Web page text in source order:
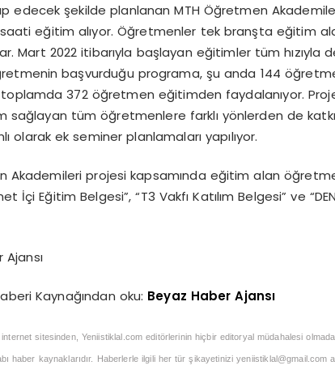
edecek şekilde planlanan MTH Öğretmen
eğitim alıyor. Öğretmenler tek branşta eğitim
Mart 2022 itibarıyla başlayan eğitimler tüm hızıyla
başvurduğu programa, şu anda 144
372 öğretmen eğitimden faydalanıyor.
sağlayan tüm öğretmenlere farklı yönlerden de
olarak ek seminer planlamaları yapılıyor.
Akademileri projesi kapsamında eğitim alan
Eğitim Belgesi”, “T3 Vakfı Katılım Belgesi” ve
Kaynağından oku: Beyaz Haber Ajansı
internet sitesinden, Yeniistiklal.com editörlerinin hiçbir editoryal müdahalesi
haber kaynaklarıdır. Haberlerle ilgili her tür şikayetiniziyeniistiklal@gmail.com